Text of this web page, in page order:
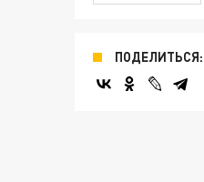
ПОДЕЛИТЬСЯ: